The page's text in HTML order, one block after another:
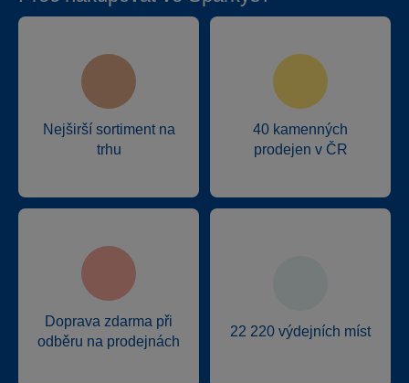
Nejširší sortiment na
trhu
40 kamenných
prodejen v ČR
Doprava zdarma při
odběru na prodejnách
22 220 výdejních míst